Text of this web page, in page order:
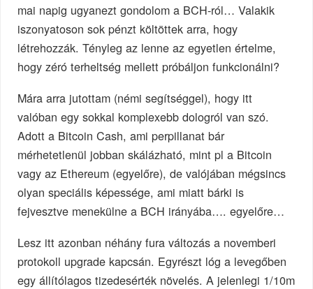
mai napig ugyanezt gondolom a BCH-ról… Valakik
iszonyatoson sok pénzt költöttek arra, hogy
létrehozzák. Tényleg az lenne az egyetlen értelme,
hogy zéró terheltség mellett próbáljon funkcionálni?
Mára arra jutottam (némi segítséggel), hogy itt
valóban egy sokkal komplexebb dologról van szó.
Adott a Bitcoin Cash, ami perpillanat bár
mérhetetlenül jobban skálázható, mint pl a Bitcoin
vagy az Ethereum (egyelőre), de valójában mégsincs
olyan speciális képessége, ami miatt bárki is
fejvesztve menekülne a BCH irányába…. egyelőre…
Lesz itt azonban néhány fura változás a novemberi
protokoll upgrade kapcsán. Egyrészt lóg a levegőben
egy állítólagos tizedesérték növelés. A jelenlegi 1/10m